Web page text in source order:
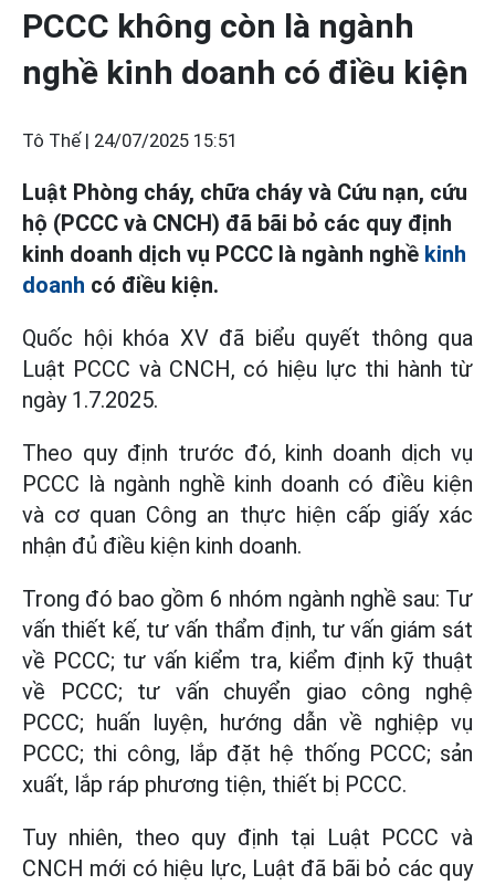
PCCC không còn là ngành
nghề kinh doanh có điều kiện
Tô Thế | 24/07/2025 15:51
Luật Phòng cháy, chữa cháy và Cứu nạn, cứu
hộ (PCCC và CNCH) đã bãi bỏ các quy định
kinh doanh dịch vụ PCCC là ngành nghề kinh
doanh có điều kiện.
Quốc hội khóa XV đã biểu quyết thông qua
Luật PCCC và CNCH, có hiệu lực thi hành từ
ngày 1.7.2025.
Theo quy định trước đó, kinh doanh dịch vụ
PCCC là ngành nghề kinh doanh có điều kiện
và cơ quan Công an thực hiện cấp giấy xác
nhận đủ điều kiện kinh doanh.
Trong đó bao gồm 6 nhóm ngành nghề sau: Tư
vấn thiết kế, tư vấn thẩm định, tư vấn giám sát
về PCCC; tư vấn kiểm tra, kiểm định kỹ thuật
về PCCC; tư vấn chuyển giao công nghệ
PCCC; huấn luyện, hướng dẫn về nghiệp vụ
PCCC; thi công, lắp đặt hệ thống PCCC; sản
xuất, lắp ráp phương tiện, thiết bị PCCC.
Tuy nhiên, theo quy định tại Luật PCCC và
CNCH mới có hiệu lực, Luật đã bãi bỏ các quy